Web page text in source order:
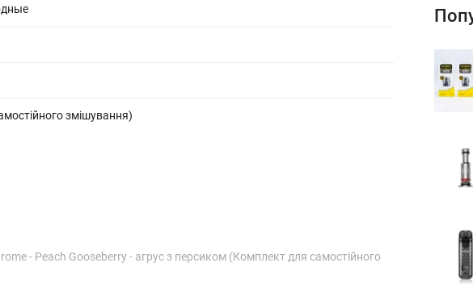
змішування)
- Peach Gooseberry - агрус з персиком (Комплект для самостійного